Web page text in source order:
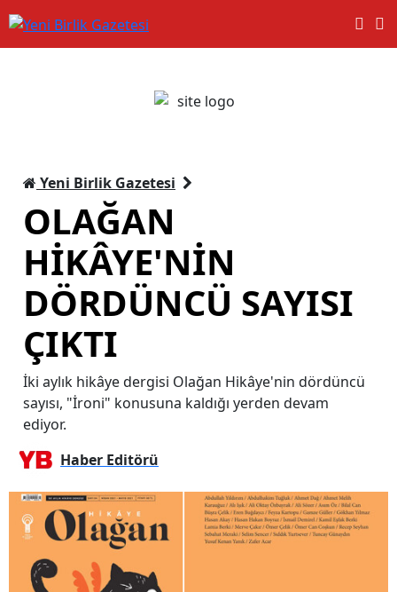
Yeni Birlik Gazetesi
OLAĞAN
HİKÂYE'NİN
DÖRDÜNCÜ SAYISI
ÇIKTI
İki aylık hikâye dergisi Olağan Hikâye'nin dördüncü
sayısı, "İroni" konusuna kaldığı yerden devam
ediyor.
Haber Editörü